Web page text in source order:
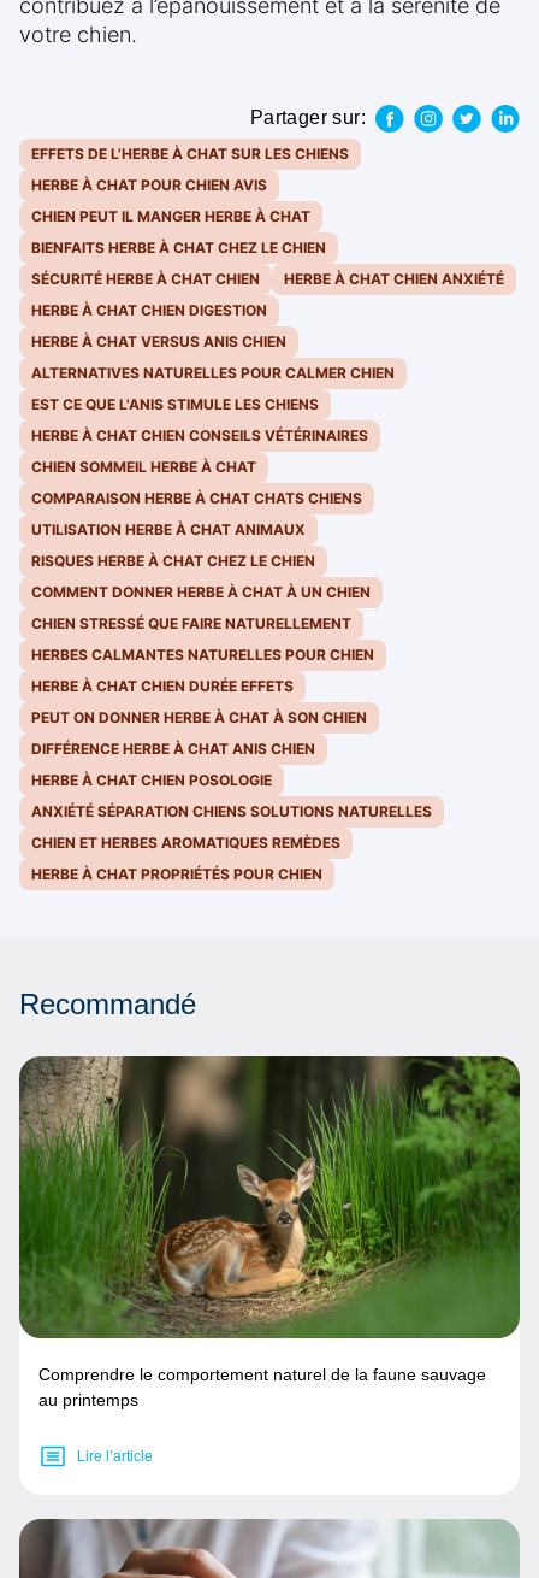
contribuez à l’épanouissement et à la sérénité de
votre chien.
Partager sur:
EFFETS DE L'HERBE À CHAT SUR LES CHIENS
HERBE À CHAT POUR CHIEN AVIS
CHIEN PEUT IL MANGER HERBE À CHAT
BIENFAITS HERBE À CHAT CHEZ LE CHIEN
SÉCURITÉ HERBE À CHAT CHIEN
HERBE À CHAT CHIEN ANXIÉTÉ
HERBE À CHAT CHIEN DIGESTION
HERBE À CHAT VERSUS ANIS CHIEN
ALTERNATIVES NATURELLES POUR CALMER CHIEN
EST CE QUE L'ANIS STIMULE LES CHIENS
HERBE À CHAT CHIEN CONSEILS VÉTÉRINAIRES
CHIEN SOMMEIL HERBE À CHAT
COMPARAISON HERBE À CHAT CHATS CHIENS
UTILISATION HERBE À CHAT ANIMAUX
RISQUES HERBE À CHAT CHEZ LE CHIEN
COMMENT DONNER HERBE À CHAT À UN CHIEN
CHIEN STRESSÉ QUE FAIRE NATURELLEMENT
HERBES CALMANTES NATURELLES POUR CHIEN
HERBE À CHAT CHIEN DURÉE EFFETS
PEUT ON DONNER HERBE À CHAT À SON CHIEN
DIFFÉRENCE HERBE À CHAT ANIS CHIEN
HERBE À CHAT CHIEN POSOLOGIE
ANXIÉTÉ SÉPARATION CHIENS SOLUTIONS NATURELLES
CHIEN ET HERBES AROMATIQUES REMÈDES
HERBE À CHAT PROPRIÉTÉS POUR CHIEN
Recommandé
Comprendre le comportement naturel de la faune sauvage
au printemps
Lire l’article